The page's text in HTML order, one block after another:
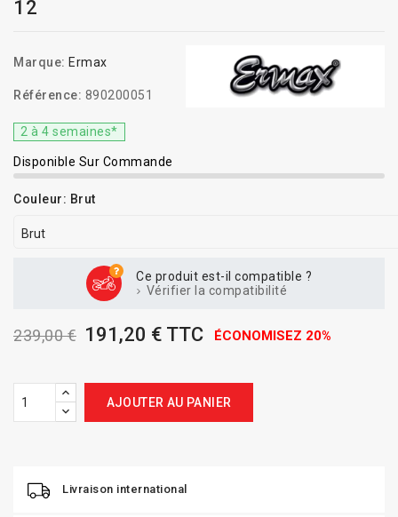
12
Marque: Ermax
Référence: 890200051
2 à 4 semaines*
Disponible Sur Commande
Couleur: Brut
Ce produit est-il compatible ?
Vérifier la compatibilité
239,00 € 191,20 € TTC ÉCONOMISEZ 20%
AJOUTER AU PANIER
Livraison international